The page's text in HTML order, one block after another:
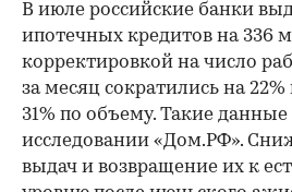
В июле российские банки
ипотечных кредитов на 336
корректировкой на число
за месяц сократились на
31% по объему. Такие
исследовании «Дом.РФ».
выдач и возвращение их к